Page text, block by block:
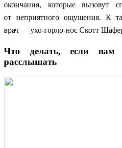
окончания, которые вызовут
от неприятного ощущения. К
врач — ухо-горло-нос Скотт
Что делать, если вам
расслышать